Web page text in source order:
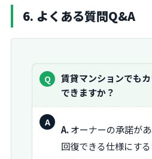
6. よくある質問Q&A
質
問：
賃貸マンションでも
できますか？
答：
A.オーナーの承諾が
回復できる仕様にす